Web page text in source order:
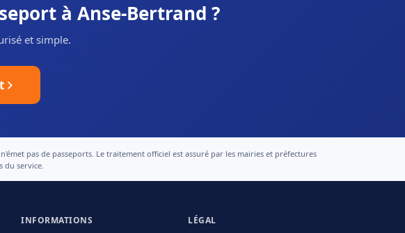
à Anse-Bertrand ?
et simple.
pas de passeports. Le traitement officiel est assuré par les mairies et préfectures
du service.
INFORMATIONS LÉGAL